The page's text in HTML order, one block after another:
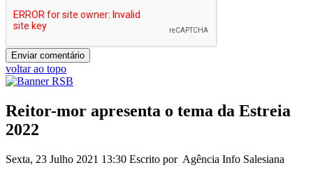
voltar ao topo
Reitor-mor apresenta o tema da Estreia
2022
Sexta, 23 Julho 2021 13:30 Escrito por Agência Info Salesiana